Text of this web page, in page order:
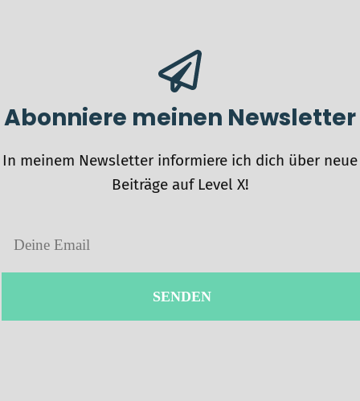
Abonniere meinen Newsletter
In meinem Newsletter informiere ich dich über neue
Beiträge auf Level X!